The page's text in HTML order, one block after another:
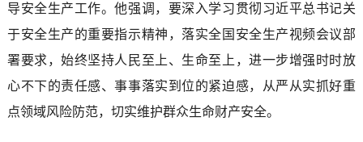
导安全生产工作。他强调，要深入学习贯彻习近平总书记关
于安全生产的重要指示精神，落实全国安全生产视频会议部
署要求，始终坚持人民至上、生命至上，进一步增强时时放
心不下的责任感、事事落实到位的紧迫感，从严从实抓好重
点领域风险防范，切实维护群众生命财产安全。